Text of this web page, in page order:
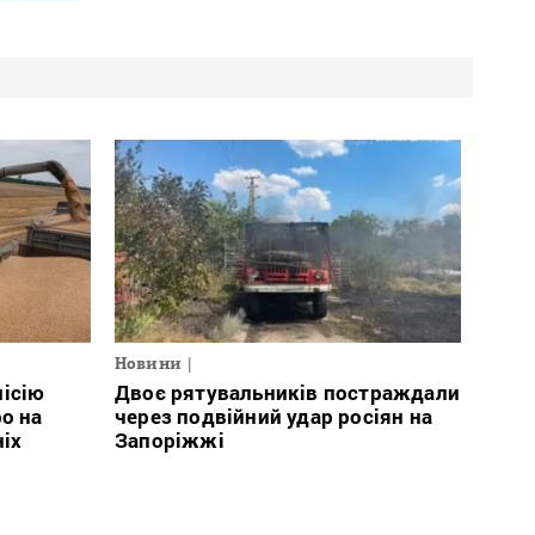
на
Новини
Двоє рятувальників постраждали
через подвійний удар росіян на
Запоріжжі